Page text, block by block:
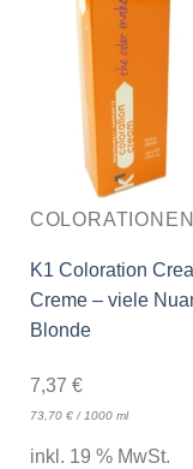
COLORATIONEN
K1 Coloration
Creme – viele
Blonde
7,37 €
73,70 €/ 1000 ml
inkl. 19 % MwSt.